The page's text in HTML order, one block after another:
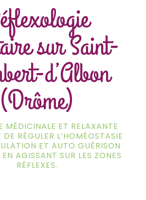
sur Saint-
d’Albon
(Drôme)
MÉDICINALE ET RELAXANTE
RÉGULER L’HOMÉOSTASIE
ET AUTO GUÉRISON
AGISSANT SUR LES ZONES
RÉFLEXES.